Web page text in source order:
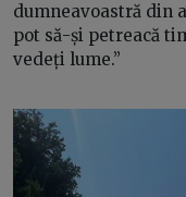
dumneavoastră din
pot să-și petreacă
vedeți lume.”